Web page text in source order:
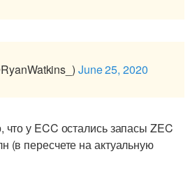
June 25, 2020
что у ECC остались запасы ZEC
(в пересчете на актуальную